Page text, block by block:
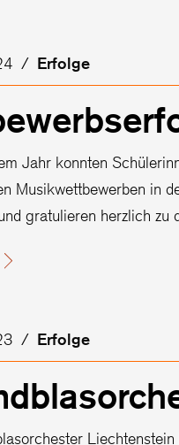
/ Erfolge
Jahr konnten
Musikwettbewerben in
gratulieren herzlich zu
/ Erfolge